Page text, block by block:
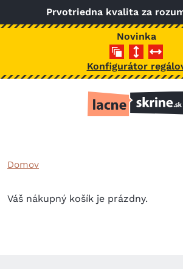
Skočiť na hlavný obsah
Prvotriedna kvalita za
Novinka
Konfigurátor
Domov
Váš nákupný košík je prázdny.